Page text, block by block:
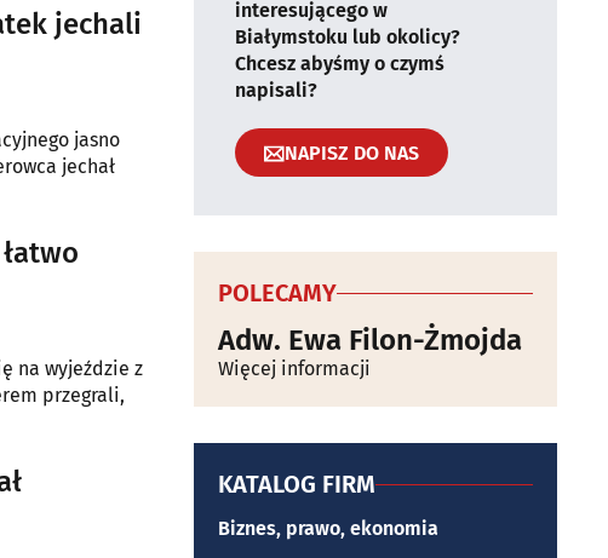
jechali
jasno
jechał
na wyjeździe z
przegrali,
interesującego w
Białymstoku lub okolicy?
Chcesz abyśmy o czymś
napisali?
NAPISZ DO NAS
POLECAMY
Adw. Ewa Filon-Żmojda
Więcej informacji
KATALOG FIRM
Biznes, prawo, ekonomia